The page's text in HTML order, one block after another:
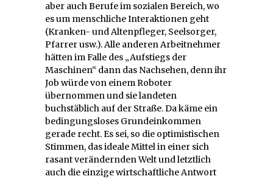
aber auch Berufe im sozialen Bereich, wo
es um menschliche Interaktionen geht
(Kranken- und Altenpfleger, Seelsorger,
Pfarrer usw.). Alle anderen Arbeitnehmer
hätten im Falle des „Aufstiegs der
Maschinen“ dann das Nachsehen, denn ihr
Job würde von einem Roboter
übernommen und sie landeten
buchstäblich auf der Straße. Da käme ein
bedingungsloses Grundeinkommen
gerade recht. Es sei, so die optimistischen
Stimmen, das ideale Mittel in einer sich
rasant verändernden Welt und letztlich
auch die einzige wirtschaftliche Antwort